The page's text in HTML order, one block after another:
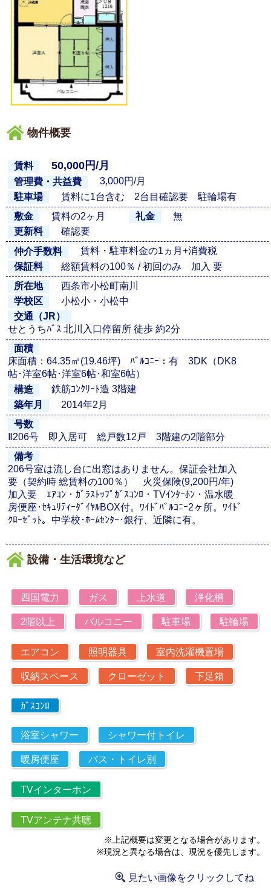
物件概要
賃料 50,000円/月
管理費・共益費
3,000円/月
駐車場
賃料に1台含む 2台目確認要 駐輪場有
敷金
賃料の2ヶ月 礼金
無
更新料
確認要
仲介手数料
賃料・駐車料金の1ヵ月+消費税
保証料
総額賃料の100％ / 初回のみ 加入 要
所在地
西条市小松町南川
学校区
小松小・小松中
交通（JR）
せとうちﾊﾞｽ 北川入口停留所 徒歩 約2分
面積
床面積：64.35㎡(19.46坪) ﾊﾞﾙｺﾆｰ：有 3DK（DK8
帖･洋室6帖･洋室6帖･和室6帖）
構造
鉄筋ｺﾝｸﾘｰﾄ造 3階建
築年月
2014年2月
号数
Ⅱ206号 即入居可 総戸数12戸 3階建の2階部分
備考
206号室は流し台に出窓はありません。保証会社加入
要（契約時 総賃料の100％） 火災保険(9,200円/年)
加入要 ｴｱｺﾝ・ｶﾞﾗｽﾄｯﾌﾟｶﾞｽｺﾝﾛ・TVｲﾝﾀｰﾎﾝ・温水暖
房便座･ｾｷｭﾘﾃｨｰﾀﾞｲﾔﾙBOX付。ﾜｲﾄﾞﾊﾞﾙｺﾆｰ2ヶ所。ﾜｲﾄﾞ
ｸﾛｰｾﾞｯﾄ。中学校･ﾎｰﾑｾﾝﾀｰ･銀行、近隣に有。
設備・生活環境など
四国電力 ガス 上水道 浄化槽
2階以上 バルコニー 駐車場 駐輪場
エアコン 照明器具 室内洗濯機置場
収納スペース クローゼット 下足箱
ｶﾞｽｺﾝﾛ
浴室シャワー シャワー付トイレ
暖房便座 バス・トイレ別
TVインターホン
TVアンテナ共聴
※上記概要は変更となる場合があります。
※現況と異なる場合は、現況を優先します。
見たい画像をクリックしてね